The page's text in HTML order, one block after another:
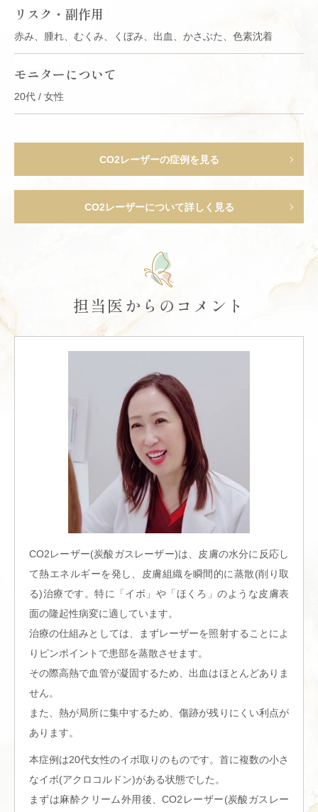
リスク・副作用
赤み、腫れ、むくみ、くぼみ、出血、かさぶた、色素沈着
モニターについて
20代 / 女性
CO2レーザーの症例を見る
CO2レーザーについて詳しく見る
担当医からのコメント
CO2レーザー(炭酸ガスレーザー)は、皮膚の水分に反応し
て熱エネルギーを発し、皮膚組織を瞬間的に蒸散(削り取
る)治療です。特に「イボ」や「ほくろ」のような皮膚表
面の隆起性病変に適しています。
治療の仕組みとしては、まずレーザーを照射することによ
りピンポイントで患部を蒸散させます。
その際高熱で血管が凝固するため、出血はほとんどありま
せん。
また、熱が局所に集中するため、傷跡が残りにくい利点が
あります。
本症例は20代女性のイボ取りのものです。首に複数の小さ
なイボ(アクロコルドン)がある状態でした。
まずは麻酔クリーム外用後、CO2レーザー(炭酸ガスレー